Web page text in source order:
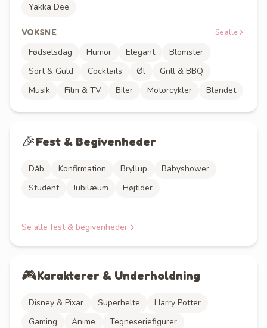
Yakka Dee
VOKSNE Se alle
Fødselsdag Humor Elegant
Blomster
Sort & Guld
Cocktails Øl
Grill & BBQ
Musik
Film & TV Biler Motorcykler Blandet
🎉Fest & Begivenheder
Dåb Konfirmation Bryllup
Babyshower
Student
Jubilæum Højtider
Se alle fest & begivenheder
🎮Karakterer & Underholdning
Disney & Pixar Superhelte
Harry Potter
Gaming
Anime
Tegneseriefigurer